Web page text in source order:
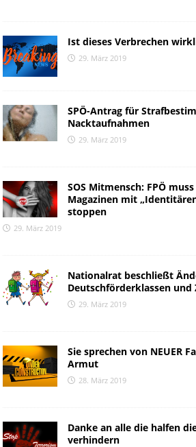
Ist dieses Verbrechen
29. März 2019
SPÖ-Antrag für
Nacktaufnahmen
29. März 2019
SOS Mitmensch: FPÖ
Magazinen mit
stoppen
29. März 2019
Nationalrat beschließt
Deutschförderklassen
29. März 2019
Sie sprechen von NEUER
Armut
28. März 2019
Danke an alle die halfen
verhindern